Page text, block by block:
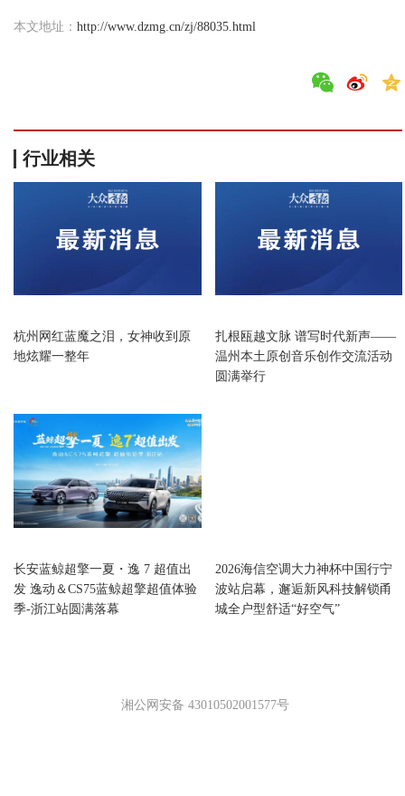
本文地址： http://www.dzmg.cn/zj/88035.html
行业相关
杭州网红蓝魔之泪，女神收到原
地炫耀一整年
扎根瓯越文脉 谱写时代新声——
温州本土原创音乐创作交流活动
圆满举行
长安蓝鲸超擎一夏・逸 7 超值出
发 逸动＆CS75蓝鲸超擎超值体验
季-浙江站圆满落幕
2026海信空调大力神杯中国行宁
波站启幕，邂逅新风科技解锁甬
城全户型舒适“好空气”
湘公网安备 43010502001577号